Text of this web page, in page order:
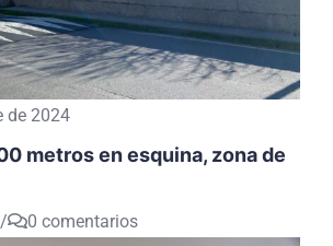
de 2024
metros en esquina, zona de
/ 0 comentarios